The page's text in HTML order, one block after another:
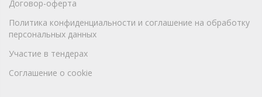
Договор-оферта
Политика конфиденциальности и соглашение на обработку
персональных данных
Участие в тендерах
Соглашение о cookie